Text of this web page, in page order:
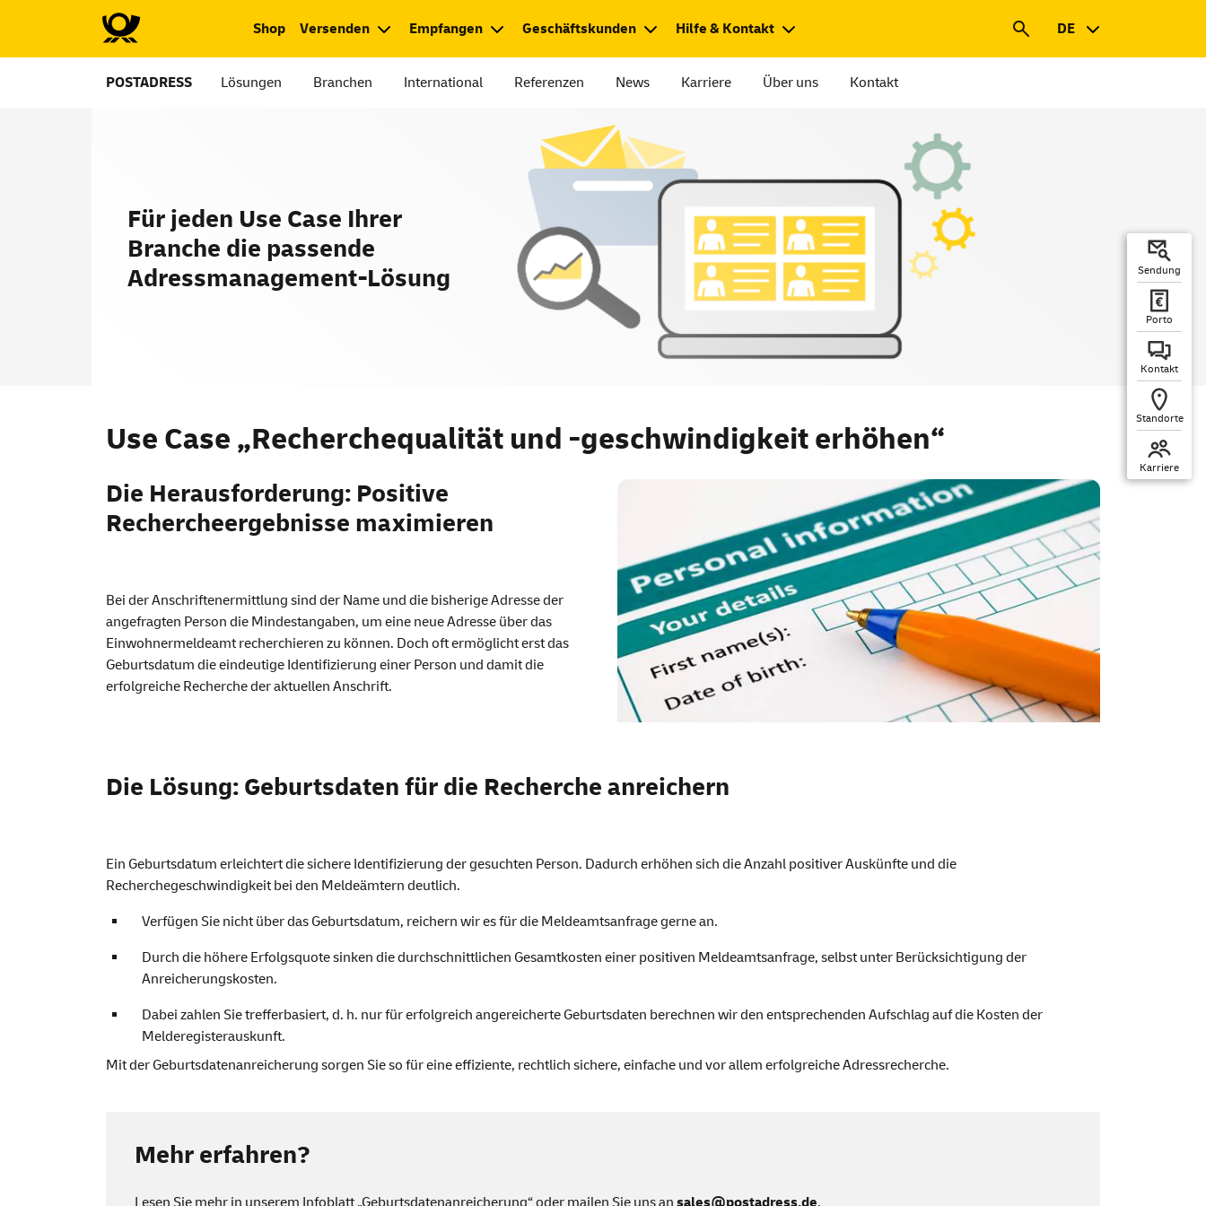
Shop Versenden Empfangen Geschäftskunden Hilfe & Kontakt DE
POSTADRESS Lösungen Branchen International Referenzen News Karriere Über uns Kontakt
Sendung
Porto
Kontakt
Standorte
Karriere
Für jeden Use Case Ihrer
Branche die passende
Adressmanagement-Lösung
Use Case „Recherchequalität und -geschwindigkeit erhöhen“
Die Herausforderung: Positive
Rechercheergebnisse maximieren
Bei derAnschriftenermittlung sind der Name und die bisherige Adresse der
angefragten Person die Mindestangaben, um eine neue Adresse über das
Einwohnermeldeamt recherchieren zu können. Doch oft ermöglicht erst das
Geburtsdatum die eindeutige Identifizierung einer Person und damit die
erfolgreiche Recherche der aktuellen Anschrift.
Die Lösung: Geburtsdaten für die Recherche anreichern
Ein Geburtsdatum erleichtert die sichere Identifizierung der gesuchten Person. Dadurch erhöhen sich die Anzahl positiver Auskünfte und die
Recherchegeschwindigkeit bei den Meldeämtern deutlich.
Verfügen Sie nicht über das Geburtsdatum, reichern wir es für die Meldeamtsanfrage gerne an.
Durch die höhere Erfolgsquote sinken die durchschnittlichen Gesamtkosten einer positiven Meldeamtsanfrage, selbst unter Berücksichtigung der
Anreicherungskosten.
Dabei zahlen Sie trefferbasiert, d. h. nur für erfolgreich angereicherte Geburtsdaten berechnen wir den entsprechenden Aufschlag auf die Kosten der
Melderegisterauskunft.
Mit der Geburtsdatenanreicherung sorgen Sie so für eine effiziente, rechtlich sichere, einfache und vor allem erfolgreiche Adressrecherche.
Mehr erfahren?
Lesen Sie mehr in unserem Infoblatt „Geburtsdatenanreicherung“oder mailen Sie uns an sales@postadress.de.